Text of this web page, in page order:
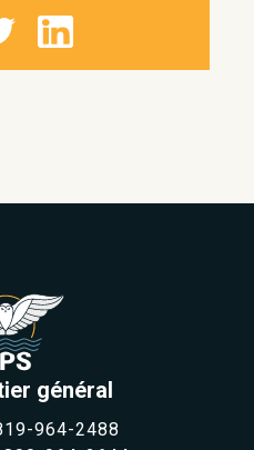
général
964-2488